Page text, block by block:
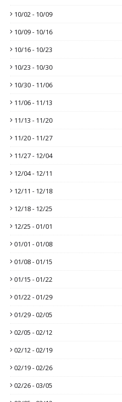
10/02 - 10/09
10/09 - 10/16
10/16 - 10/23
10/23 - 10/30
10/30 - 11/06
11/06 - 11/13
11/13 - 11/20
11/20 - 11/27
11/27 - 12/04
12/04 - 12/11
12/11 - 12/18
12/18 - 12/25
12/25 - 01/01
01/01 - 01/08
01/08 - 01/15
01/15 - 01/22
01/22 - 01/29
01/29 - 02/05
02/05 - 02/12
02/12 - 02/19
02/19 - 02/26
02/26 - 03/05